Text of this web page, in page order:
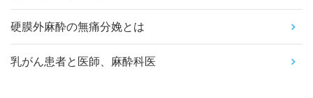
硬膜外麻酔の無痛分娩とは
乳がん患者と医師、麻酔科医